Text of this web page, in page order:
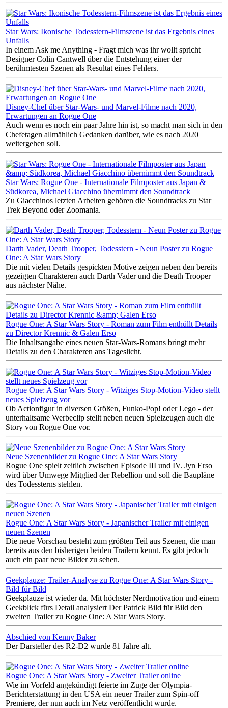
Star Wars: Ikonische Todesstern-Filmszene ist das Ergebnis eines
Unfalls
In einem Ask me Anything - Fragt mich was ihr wollt spricht
Designer Colin Cantwell über die Entstehung einer der
berühmtesten Szenen als Resultat eines Fehlers.
Disney-Chef über Star-Wars- und Marvel-Filme nach 2020,
Erwartungen an Rogue One
Auch wenn es noch ein paar Jahre hin ist, so macht man sich in den
Chefetagen allmählich Gedanken darüber, wie es nach 2020
weitergehen soll.
Star Wars: Rogue One - Internationale Filmposter aus Japan &
Südkorea, Michael Giacchino übernimmt den Soundtrack
Zu Giacchinos letzten Arbeiten gehören die Soundtracks zu Star
Trek Beyond oder Zoomania.
Darth Vader, Death Trooper, Todesstern - Neun Poster zu Rogue
One: A Star Wars Story
Die mit vielen Details gespickten Motive zeigen neben den bereits
gezeigten Charakteren auch Darth Vader und die Death Trooper
aus nächster Nähe.
Rogue One: A Star Wars Story - Roman zum Film enthüllt Details
zu Director Krennic & Galen Erso
Die Inhaltsangabe eines neuen Star-Wars-Romans bringt mehr
Details zu den Charakteren ans Tageslicht.
Rogue One: A Star Wars Story - Witziges Stop-Motion-Video stellt
neues Spielzeug vor
Ob Actionfigur in diversen Größen, Funko-Pop! oder Lego - der
unterhaltsame Werbeclip stellt neben neuen Spielzeugen auch die
Story von Rogue One vor.
Neue Szenenbilder zu Rogue One: A Star Wars Story
Rogue One spielt zeitlich zwischen Episode III und IV. Jyn Erso
wird über Umwege Mitglied der Rebellion und soll die Baupläne
des Todessterns stehlen.
Rogue One: A Star Wars Story - Japanischer Trailer mit einigen
neuen Szenen
Die neue Vorschau besteht zum größten Teil aus Szenen, die man
bereits aus den bisherigen beiden Trailern kennt. Es gibt jedoch
auch ein paar neue Bilder zu sehen.
Geekplauze: Trailer-Analyse zu Rogue One: A Star Wars Story -
Bild für Bild
Geekplauze ist wieder da. Mit höchster Nerdmotivation und einem
Geekblick fürs Detail analysiert Der Patrick Bild für Bild den
zweiten Trailer zu Rogue One: A Star Wars Story.
Abschied von Kenny Baker
Der Darsteller des R2-D2 wurde 81 Jahre alt.
Rogue One: A Star Wars Story - Zweiter Trailer online
Wie im Vorfeld angekündigt feierte im Zuge der Olympia-
Berichterstattung in den USA ein neuer Trailer zum Spin-off
Premiere, der nun auch im Netz veröffentlicht wurde.